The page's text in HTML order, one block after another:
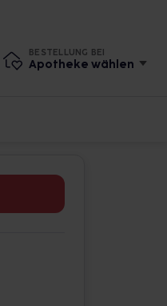
BESTELLUNG BEI
Apotheke wählen